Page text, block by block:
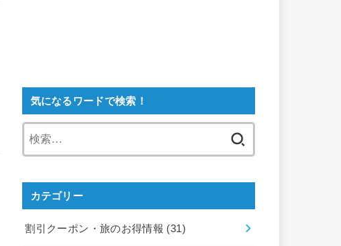
気になるワードで検索！
カテゴリー
割引クーポン・旅のお得情報 (31)